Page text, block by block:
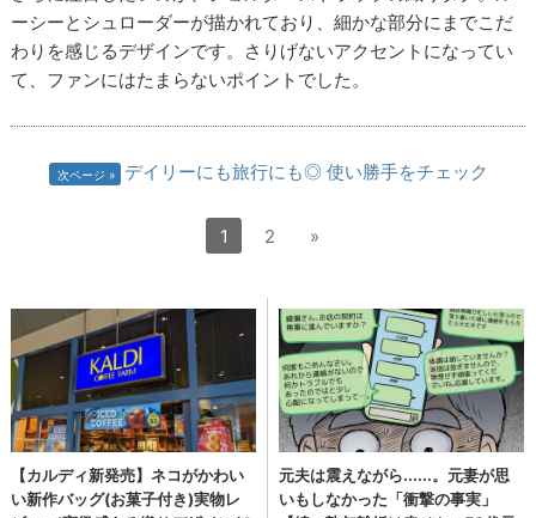
ーシーとシュローダーが描かれており、細かな部分にまでこだ
わりを感じるデザインです。さりげないアクセントになってい
て、ファンにはたまらないポイントでした。
次ページ デイリーにも旅行にも◎ 使い勝手をチェック
1 2 »